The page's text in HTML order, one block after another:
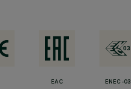
EAC ENEC-03